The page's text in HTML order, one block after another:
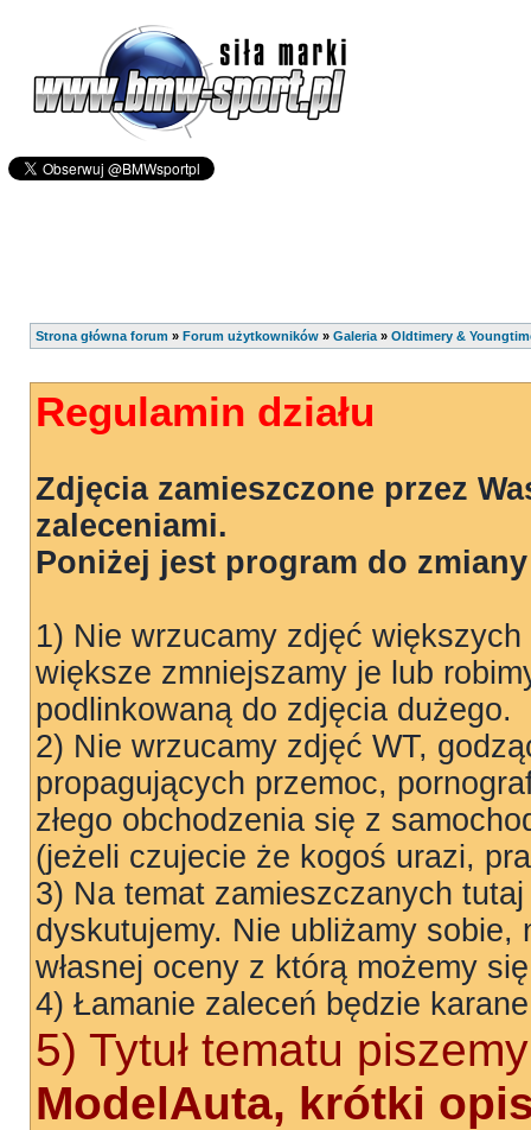
Strona główna forum » Forum użytkowników » Galeria » Oldtimery &
Regulamin działu
Zdjęcia zamieszczone przez
zaleceniami.
Poniżej jest program do
1) Nie wrzucamy zdjęć
większe zmniejszamy je lub
podlinkowaną do zdjęcia dużego.
2) Nie wrzucamy zdjęć WT,
propagujących przemoc,
złego obchodzenia się z
(jeżeli czujecie że kogoś urazi,
3) Na temat zamieszczanych
dyskutujemy. Nie ubliżamy sobie,
własnej oceny z którą możemy
4) Łamanie zaleceń będzie
5) Tytuł tematu
ModelAuta, krótki